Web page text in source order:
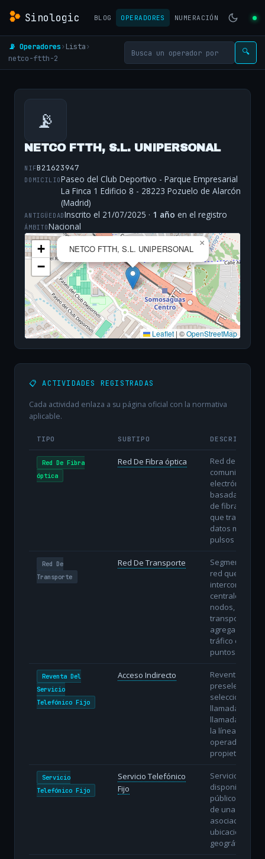
Sinologic BLOG OPERADORES NUMERACIÓN
📡 Operadores› Lista›
netco-ftth-2
🔍
📡
NETCO FTTH, S.L. UNIPERSONAL
NIFB21623947
DOMICILIOPaseo del Club Deportivo - Parque Empresarial
La Finca 1 Edificio 8 - 28223 Pozuelo de Alarcón
(Madrid)
ANTIGÜEDADInscrito el 21/07/2025 · 1 año en el registro
ÁMBITONacional
NETCO FTTH, S.L. UNIPERSONAL
×
+
−
Leaflet | ©OpenStreetMap
📋 ACTIVIDADES REGISTRADAS
Cada actividad enlaza a su página oficial con la normativa
aplicable.
TIPO SUBTIPO DESCRIPCIÓN
Red De Fibra
óptica
Red De Fibra óptica
Red de
electrónicas
basada en
de fibra óptica
que transmiten
datos
pulsos de luz.
Red De
Transporte
Red De Transporte
Segmento de
red que
interconecta
centrales y
nodos,
transportando
agregados de
tráfico entre
puntos.
Reventa Del
Servicio
Telefónico Fijo
Acceso Indirecto
Reventa con
preselección o
selección
llamada a
llamada sobre
la línea del
operador
propietario.
Servicio
Telefónico Fijo
Servicio Telefónico
Fijo
Servicio de voz
disponible al
público a
de una línea
asociada a una
ubicación
geográfica.